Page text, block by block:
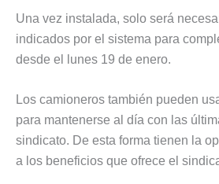
Una vez instalada, solo será
indicados por el sistema para
desde el lunes 19 de enero.
Los camioneros también pueden
para mantenerse al día con las
sindicato. De esta forma tienen la
a los beneficios que ofrece el